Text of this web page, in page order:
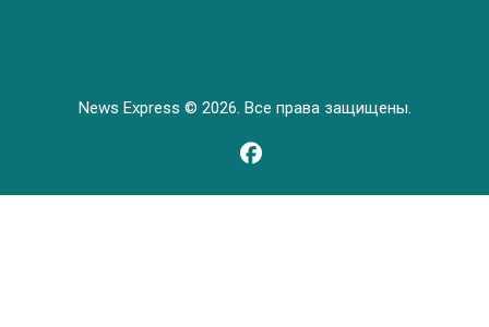
News Express © 2026. Все права защищены.